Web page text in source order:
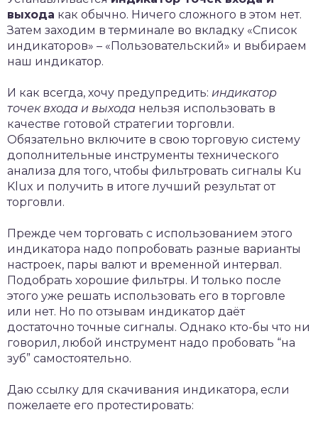
выхода как обычно. Ничего сложного в этом нет.
Затем заходим в терминале во вкладку «Список
индикаторов» – «Пользовательский» и выбираем
наш индикатор.
И как всегда, хочу предупредить: индикатор
точек входа и выхода нельзя использовать в
качестве готовой стратегии торговли.
Обязательно включите в свою торговую систему
дополнительные инструменты технического
анализа для того, чтобы фильтровать сигналы Ku
Klux и получить в итоге лучший результат от
торговли.
Прежде чем торговать с использованием этого
индикатора надо попробовать разные варианты
настроек, пары валют и временной интервал.
Подобрать хорошие фильтры. И только после
этого уже решать использовать его в торговле
или нет. Но по отзывам индикатор даёт
достаточно точные сигналы. Однако кто-бы что ни
говорил, любой инструмент надо пробовать “на
зуб” самостоятельно.
Даю ссылку для скачивания индикатора, если
пожелаете его протестировать: